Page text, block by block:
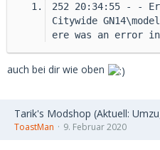
252 20:34:55 - -
Citywide
ere was an error
auch bei dir wie oben
Tarik's Modshop (Aktuell:
ToastMan 9. Februar 2020